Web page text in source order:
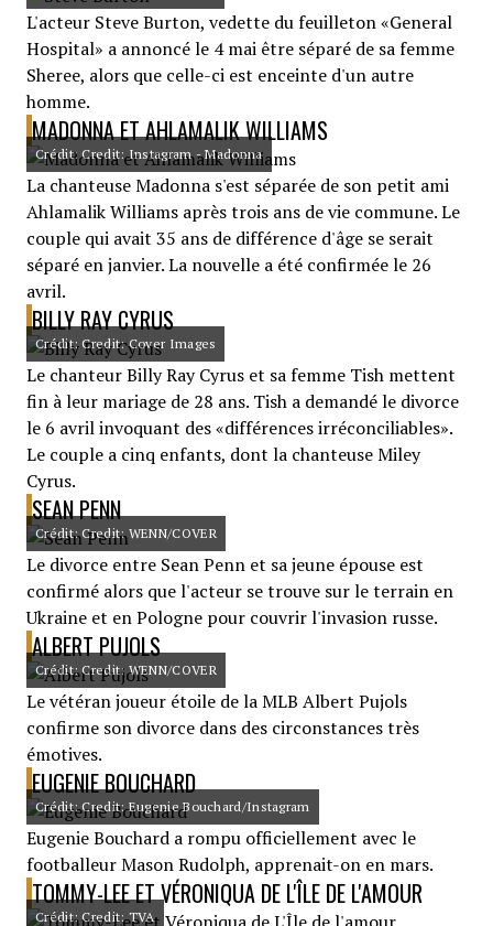
L'acteur Steve Burton, vedette du feuilleton «General
Hospital» a annoncé le 4 mai être séparé de sa femme
Sheree, alors que celle-ci est enceinte d'un autre
homme.
MADONNA ET AHLAMALIK WILLIAMS
Crédit: Credit: Instagram - Madonna
La chanteuse Madonna s'est séparée de son petit ami
Ahlamalik Williams après trois ans de vie commune. Le
couple qui avait 35 ans de différence d'âge se serait
séparé en janvier. La nouvelle a été confirmée le 26
avril.
BILLY RAY CYRUS
Crédit: Credit: Cover Images
Le chanteur Billy Ray Cyrus et sa femme Tish mettent
fin à leur mariage de 28 ans. Tish a demandé le divorce
le 6 avril invoquant des «différences irréconciliables».
Le couple a cinq enfants, dont la chanteuse Miley
Cyrus.
SEAN PENN
Crédit: Credit: WENN/COVER
Le divorce entre Sean Penn et sa jeune épouse est
confirmé alors que l'acteur se trouve sur le terrain en
Ukraine et en Pologne pour couvrir l'invasion russe.
ALBERT PUJOLS
Crédit: Credit: WENN/COVER
Le vétéran joueur étoile de la MLB Albert Pujols
confirme son divorce dans des circonstances très
émotives.
EUGENIE BOUCHARD
Crédit: Credit: Eugenie Bouchard/Instagram
Eugenie Bouchard a rompu officiellement avec le
footballeur Mason Rudolph, apprenait-on en mars.
TOMMY-LEE ET VÉRONIQUA DE L'ÎLE DE L'AMOUR
Crédit: Credit: TVA